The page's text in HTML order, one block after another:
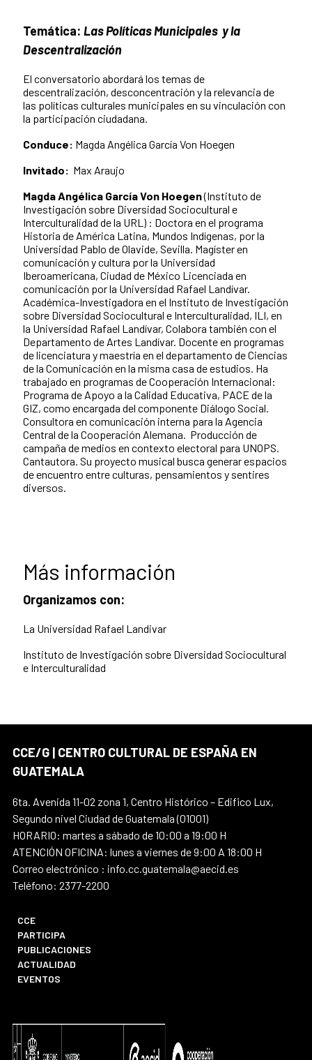
Temática: Las Políticas Municipales y la
Descentralización
El conversatorio abordará los temas de
descentralización, desconcentración y la relevancia de
las políticas culturales municipales en su vinculación con
la participación ciudadana.
Conduce: Magda Angélica García Von Hoegen
Invitado: Max Araujo
Magda Angélica García Von Hoegen(Instituto de
Investigación sobre Diversidad Sociocultural e
Interculturalidad de la URL) : Doctora en el programa
Historia de América Latina, Mundos Indígenas, por la
Universidad Pablo de Olavide, Sevilla. Magíster en
comunicación y cultura por la Universidad
Iberoamericana, Ciudad de México Licenciada en
comunicación por la Universidad Rafael Landívar.
Académica-Investigadora en el Instituto de Investigación
sobre Diversidad Sociocultural e Interculturalidad, ILI, en
la Universidad Rafael Landívar, Colabora también con el
Departamento de Artes Landívar. Docente en programas
de licenciatura y maestría en el departamento de Ciencias
de la Comunicación en la misma casa de estudios. Ha
trabajado en programas de Cooperación Internacional:
Programa de Apoyo a la Calidad Educativa, PACE de la
GIZ, como encargada del componente Diálogo Social.
Consultora en comunicación interna para la Agencia
Central de la Cooperación Alemana. Producción de
campaña de medios en contexto electoral para UNOPS.
Cantautora. Su proyecto musical busca generar espacios
de encuentro entre culturas, pensamientos y sentires
diversos.
Más información
Organizamos con:
La Universidad Rafael Landivar
Instituto de Investigación sobre Diversidad Sociocultural
e Interculturalidad
CCE/G | CENTRO CULTURAL DE ESPAÑA EN
GUATEMALA
6ta. Avenida 11-02 zona 1, Centro Histórico – Edifico Lux,
Segundo nivel Ciudad de Guatemala (01001)
HORARIO: martes a sábado de 10:00 a 19:00 H
ATENCIÓN OFICINA: lunes a viernes de 9:00 A 18:00 H
Correo electrónico : info.cc.guatemala@aecid.es
Teléfono: 2377-2200
CCE
PARTICIPA
PUBLICACIONES
ACTUALIDAD
EVENTOS